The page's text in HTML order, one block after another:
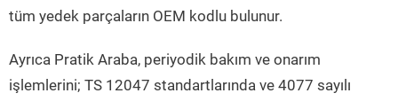
tüm yedek parçaların OEM kodlu bulunur.
Ayrıca Pratik Araba, periyodik bakım ve onarım
işlemlerini; TS 12047 standartlarında ve 4077 sayılı